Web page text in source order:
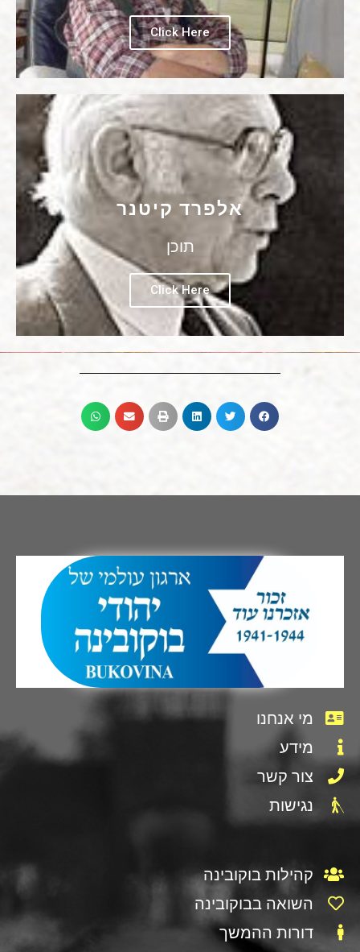
Click Here
אלפרד קיטנר
תוכן
Click Here
מי אנחנו
מידע
צור קשר
נגישות
קהילות בוקובינה
השואה בבוקובינה
דורות ההמשך